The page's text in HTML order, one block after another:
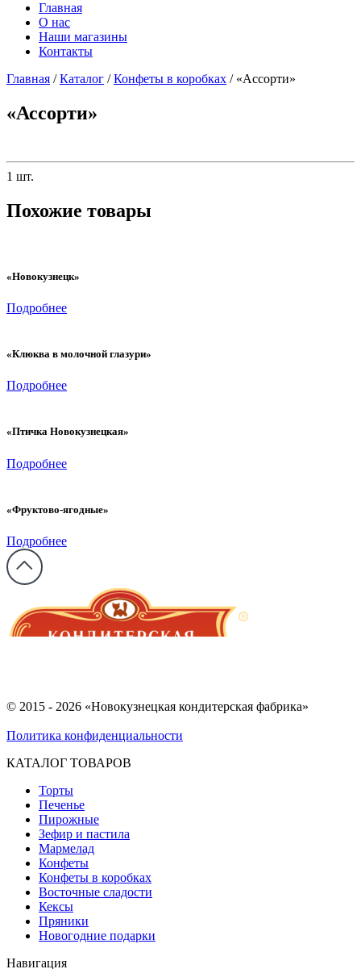
Главная
О нас
Наши магазины
Контакты
Главная /Каталог /Конфеты в коробках / «Ассорти»
«Ассорти»
1 шт.
Похожие товары
«Новокузнецк»
Подробнее
«Клюква в молочной глазури»
Подробнее
«Птичка Новокузнецкая»
Подробнее
«Фруктово-ягодные»
Подробнее
© 2015 - 2026 «Новокузнецкая кондитерская фабрика»
Политика конфиденциальности
КАТАЛОГ ТОВАРОВ
Торты
Печенье
Пирожные
Зефир и пастила
Мармелад
Конфеты
Конфеты в коробках
Восточные сладости
Кексы
Пряники
Новогодние подарки
Навигация